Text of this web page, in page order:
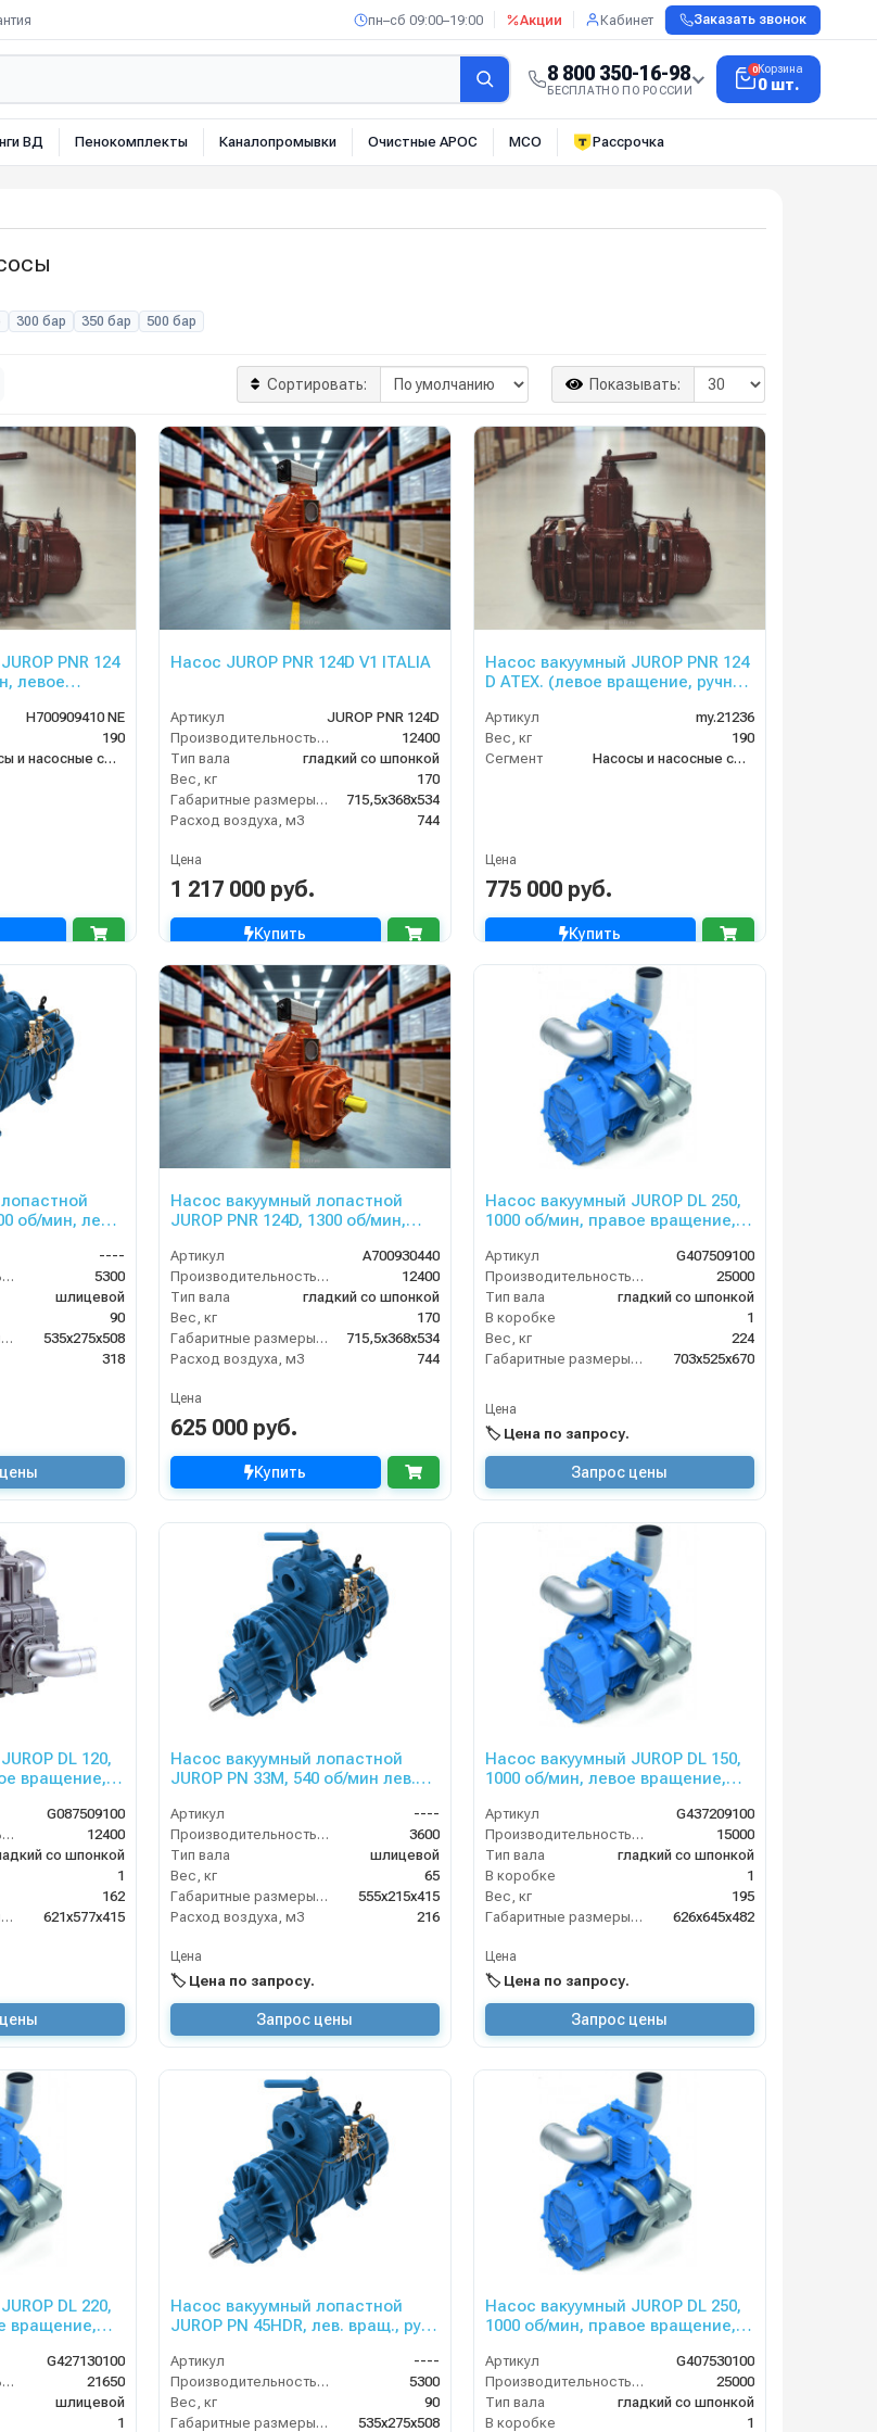
пн–сб 09:00–19:00 Акции Кабинет Заказать звонок
8 800 350-16-98
БЕСПЛАТНО ПО РОССИИ
0Корзина
0 шт.
ВД Пенокомплекты Каналопромывки Очистные АРОС МСО Рассрочка
300 бар 350 бар 500 бар
Сортировать: Показывать:
PNR 124
левое
H700909410 NE
190
Насосы и насосные станции
Насос JUROP PNR 124D V1 ITALIA
Артикул
JUROP PNR 124D
Производительность (л/мин)
12400
Тип вала
гладкий со шпонкой
Вес, кг
170
Габаритные размеры, мм
715,5х368х534
Расход воздуха, м3
744
Цена
1 217 000 руб.
Купить
Насос вакуумный JUROP PNR 124
D ATEX. (левое вращение, ручной
Артикул
my.21236
Вес, кг
190
Сегмент
Насосы и насосные станции
Цена
775 000 руб.
Купить
об/мин, лев.
----
Производительность (л/мин)
5300
шлицевой
90
Габаритные размеры, мм
535х275х508
318
Насос вакуумный лопастной
JUROP PNR 124D, 1300 об/мин,
Артикул
A700930440
Производительность (л/мин)
12400
Тип вала
гладкий со шпонкой
Вес, кг
170
Габаритные размеры, мм
715,5х368х534
Расход воздуха, м3
744
Цена
625 000 руб.
Купить
Насос вакуумный JUROP DL 250,
1000 об/мин, правое вращение,
Артикул
G407509100
Производительность (л/мин)
25000
Тип вала
гладкий со шпонкой
В коробке
1
Вес, кг
224
Габаритные размеры, мм
703х525х670
Цена
🏷️ Цена по запросу.
Запрос цены
DL 120,
вращение,
G087509100
Производительность (л/мин)
12400
со шпонкой
1
162
Габаритные размеры, мм
621х577х415
Насос вакуумный лопастной
JUROP PN 33M, 540 об/мин лев.
Артикул
----
Производительность (л/мин)
3600
Тип вала
шлицевой
Вес, кг
65
Габаритные размеры, мм
555х215х415
Расход воздуха, м3
216
Цена
🏷️ Цена по запросу.
Запрос цены
Насос вакуумный JUROP DL 150,
1000 об/мин, левое вращение,
Артикул
G437209100
Производительность (л/мин)
15000
Тип вала
гладкий со шпонкой
В коробке
1
Вес, кг
195
Габаритные размеры, мм
626х645х482
Цена
🏷️ Цена по запросу.
Запрос цены
DL 220,
G427130100
Производительность (л/мин)
21650
шлицевой
1
Насос вакуумный лопастной
JUROP PN 45HDR, лев. вращ., руч.
Артикул
----
Производительность (л/мин)
5300
Вес, кг
90
Габаритные размеры, мм
535х275х508
Насос вакуумный JUROP DL 250,
1000 об/мин, правое вращение,
Артикул
G407530100
Производительность (л/мин)
25000
Тип вала
гладкий со шпонкой
В коробке
1